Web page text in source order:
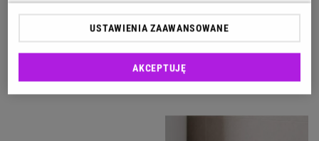
całkowicie z niego zrezygnować. Takie rozwiązania
przez lata kojarzone były głównie z Japonią, jednak
obecnie są dostępne również w Europie w różnych
przedziałach cenowych.
USTAWIENIA ZAAWANSOWANE
AKCEPTUJĘ